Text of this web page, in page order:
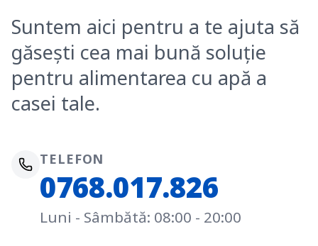
Suntem aici pentru a te ajuta să
găsești cea mai bună soluție
pentru alimentarea cu apă a
casei tale.
TELEFON
0768.017.826
Luni - Sâmbătă: 08:00 - 20:00